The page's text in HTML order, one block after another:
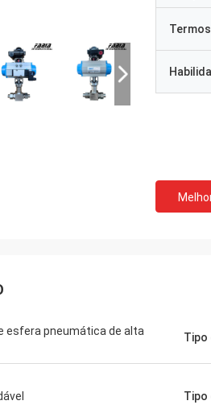
esfera pneumática de alta
Tipo
Tipo